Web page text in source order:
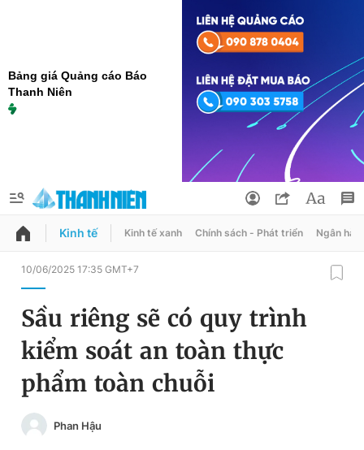
Bảng giá Quảng cáo Báo
Thanh Niên
QUẢNG CÁO
Chuyên mục
Chuyên mục khác
Chào ngày mới
Đổi mật khẩu
Tin đã lưu
Kinh tế Kinh tế xanh Chính sách - Phát triển Ngân
10/06/2025 17:35 GMT+7
Sầu riêng sẽ có quy trình
kiểm soát an toàn thực
phẩm toàn chuỗi
Phan Hậu